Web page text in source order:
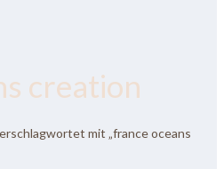
creation
mit „france oceans